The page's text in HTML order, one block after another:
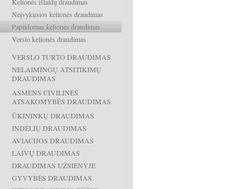
Neįvykusios kelionės draudimas
Papildomas kelionės draudimas
Verslo kelionės draudimas
VERSLO TURTO DRAUDIMAS
NELAIMINGŲ ATSITIKIMŲ
DRAUDIMAS
ASMENS CIVILINĖS
ATSAKOMYBĖS DRAUDIMAS
ŪKININKŲ DRAUDIMAS
INDĖLIŲ DRAUDIMAS
AVIACIJOS DRAUDIMAS
LAIVŲ DRAUDIMAS
DRAUDIMAS UŽSIENYJE
GYVYBĖS DRAUDIMAS